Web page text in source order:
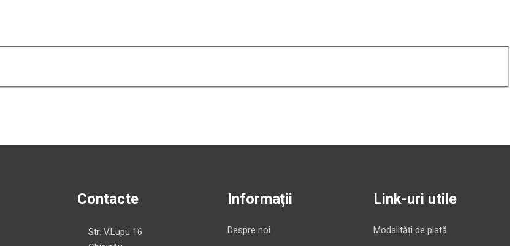
Contacte
Str. V.Lupu 16
Informații
Despre noi
Link-uri utile
Modalități de plată